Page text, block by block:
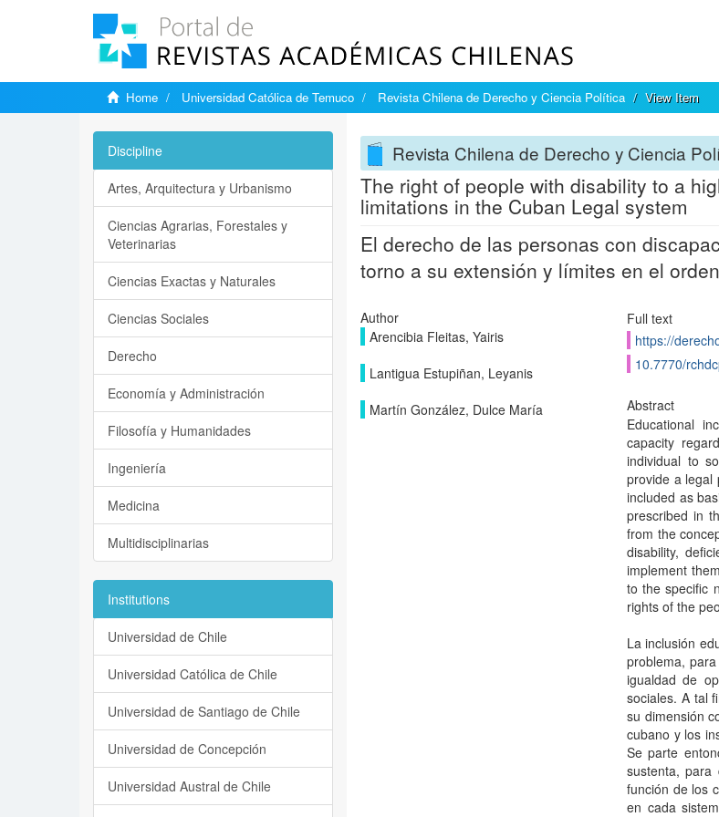
Home Universidad Católica de Temuco Revista Chilena de Derecho y Ciencia Política View Item
Revista Chilena de Derecho y Ciencia
The right of people with disability to a
limitations in the Cuban Legal system
El derecho de las personas con
torno a su extensión y límites en el
Author
Arencibia Fleitas, Yairis
Lantigua Estupiñan, Leyanis
Martín González, Dulce María
Full text
https://
10.7770/
Abstract
Educational
capacity
individual to
provide a legal
included as
prescribed in
from the
disability,
implement
to the specific
rights of the
La inclusión
problema,
igualdad de
sociales. A tal
su dimensión
cubano y los
Se parte
sustenta, para
función de los
en cada
Discipline
Artes, Arquitectura y Urbanismo
Ciencias Agrarias, Forestales y
Veterinarias
Ciencias Exactas y Naturales
Ciencias Sociales
Derecho
Economía y Administración
Filosofía y Humanidades
Ingeniería
Medicina
Multidisciplinarias
Institutions
Universidad de Chile
Universidad Católica de Chile
Universidad de Santiago de Chile
Universidad de Concepción
Universidad Austral de Chile